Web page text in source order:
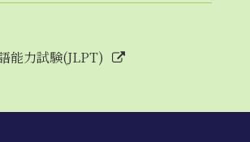
能力試験(JLPT)